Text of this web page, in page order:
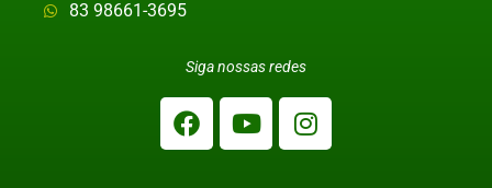
83 98661-3695
Siga nossas redes